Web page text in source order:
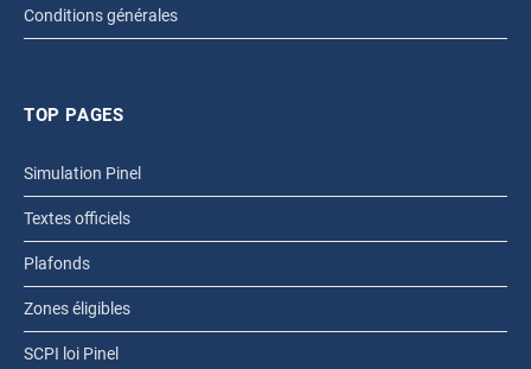
Conditions générales
TOP PAGES
Simulation Pinel
Textes officiels
Plafonds
Zones éligibles
SCPI loi Pinel